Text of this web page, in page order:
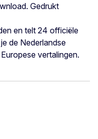
Gedrukt
en telt 24 officiële
de Nederlandse
vertalingen.